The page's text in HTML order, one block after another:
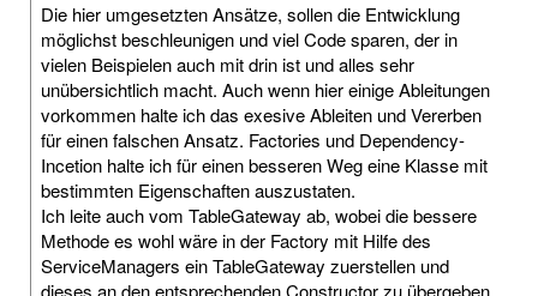
Die hier umgesetzten Ansätze, sollen die Entwicklung
möglichst beschleunigen und viel Code sparen, der in
vielen Beispielen auch mit drin ist und alles sehr
unübersichtlich macht. Auch wenn hier einige Ableitungen
vorkommen halte ich das exesive Ableiten und Vererben
für einen falschen Ansatz. Factories und Dependency-
Incetion halte ich für einen besseren Weg eine Klasse mit
bestimmten Eigenschaften auszustaten.
Ich leite auch vom TableGateway ab, wobei die bessere
Methode es wohl wäre in der Factory mit Hilfe des
ServiceManagers ein TableGateway zuerstellen und
dieses an den entsprechenden Constructor zu übergeben.